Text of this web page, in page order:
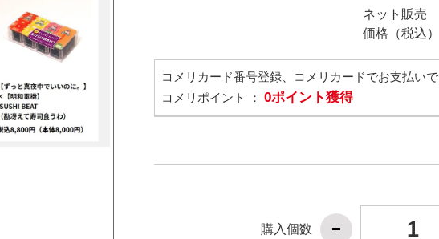
ネット販売
価格（税込）
コメリカード番号登録、コメリカードでお支払いで
コメリポイント ： 0ポイント獲得
購入個数